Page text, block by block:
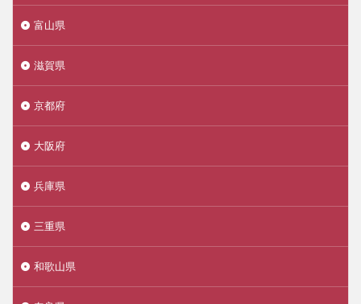
富山県
滋賀県
京都府
大阪府
兵庫県
三重県
和歌山県